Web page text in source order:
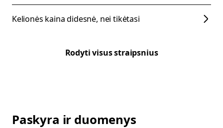
Kelionės kaina didesnė, nei tikėtasi
Rodyti visus straipsnius
Paskyra ir duomenys